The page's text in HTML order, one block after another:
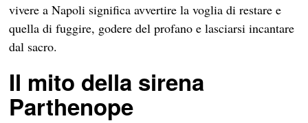
vivere a Napoli significa avvertire la voglia di restare e
quella di fuggire, godere del profano e lasciarsi incantare
dal sacro.
Il mito della sirena
Parthenope